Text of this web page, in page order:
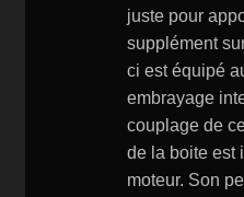
juste pour
supplément
ci est équipé
embrayage
couplage de
de la boite est
moteur. Son